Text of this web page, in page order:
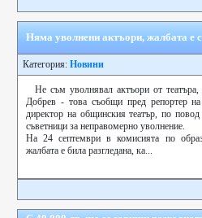
Няма уволнени актъори, жалбата е
Категория: Новини
Не съм уволнявал актъори от
Добрев - това съобщи пред репортер
директор на общинския театър, по
съветници за неправомерно уволнение.
На 24 септември в комисията по
жалбата е била разгледана, ка...